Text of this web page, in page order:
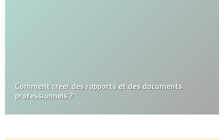
Comment créer des rapports et des documents
professionnels ?